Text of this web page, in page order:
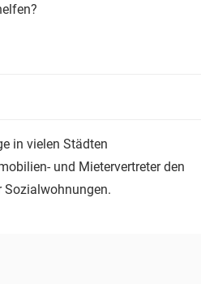
in vielen Städten
und Mietervertreter den
Sozialwohnungen.